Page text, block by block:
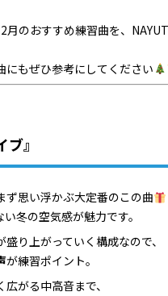
のおすすめ練習曲を、
にもぜひ参考にしてください
』
ず思い浮かぶ大定番のこの曲
冬の空気感が魅力です。
り上がっていく構成なので、
が練習ポイント。
がる中高音まで、